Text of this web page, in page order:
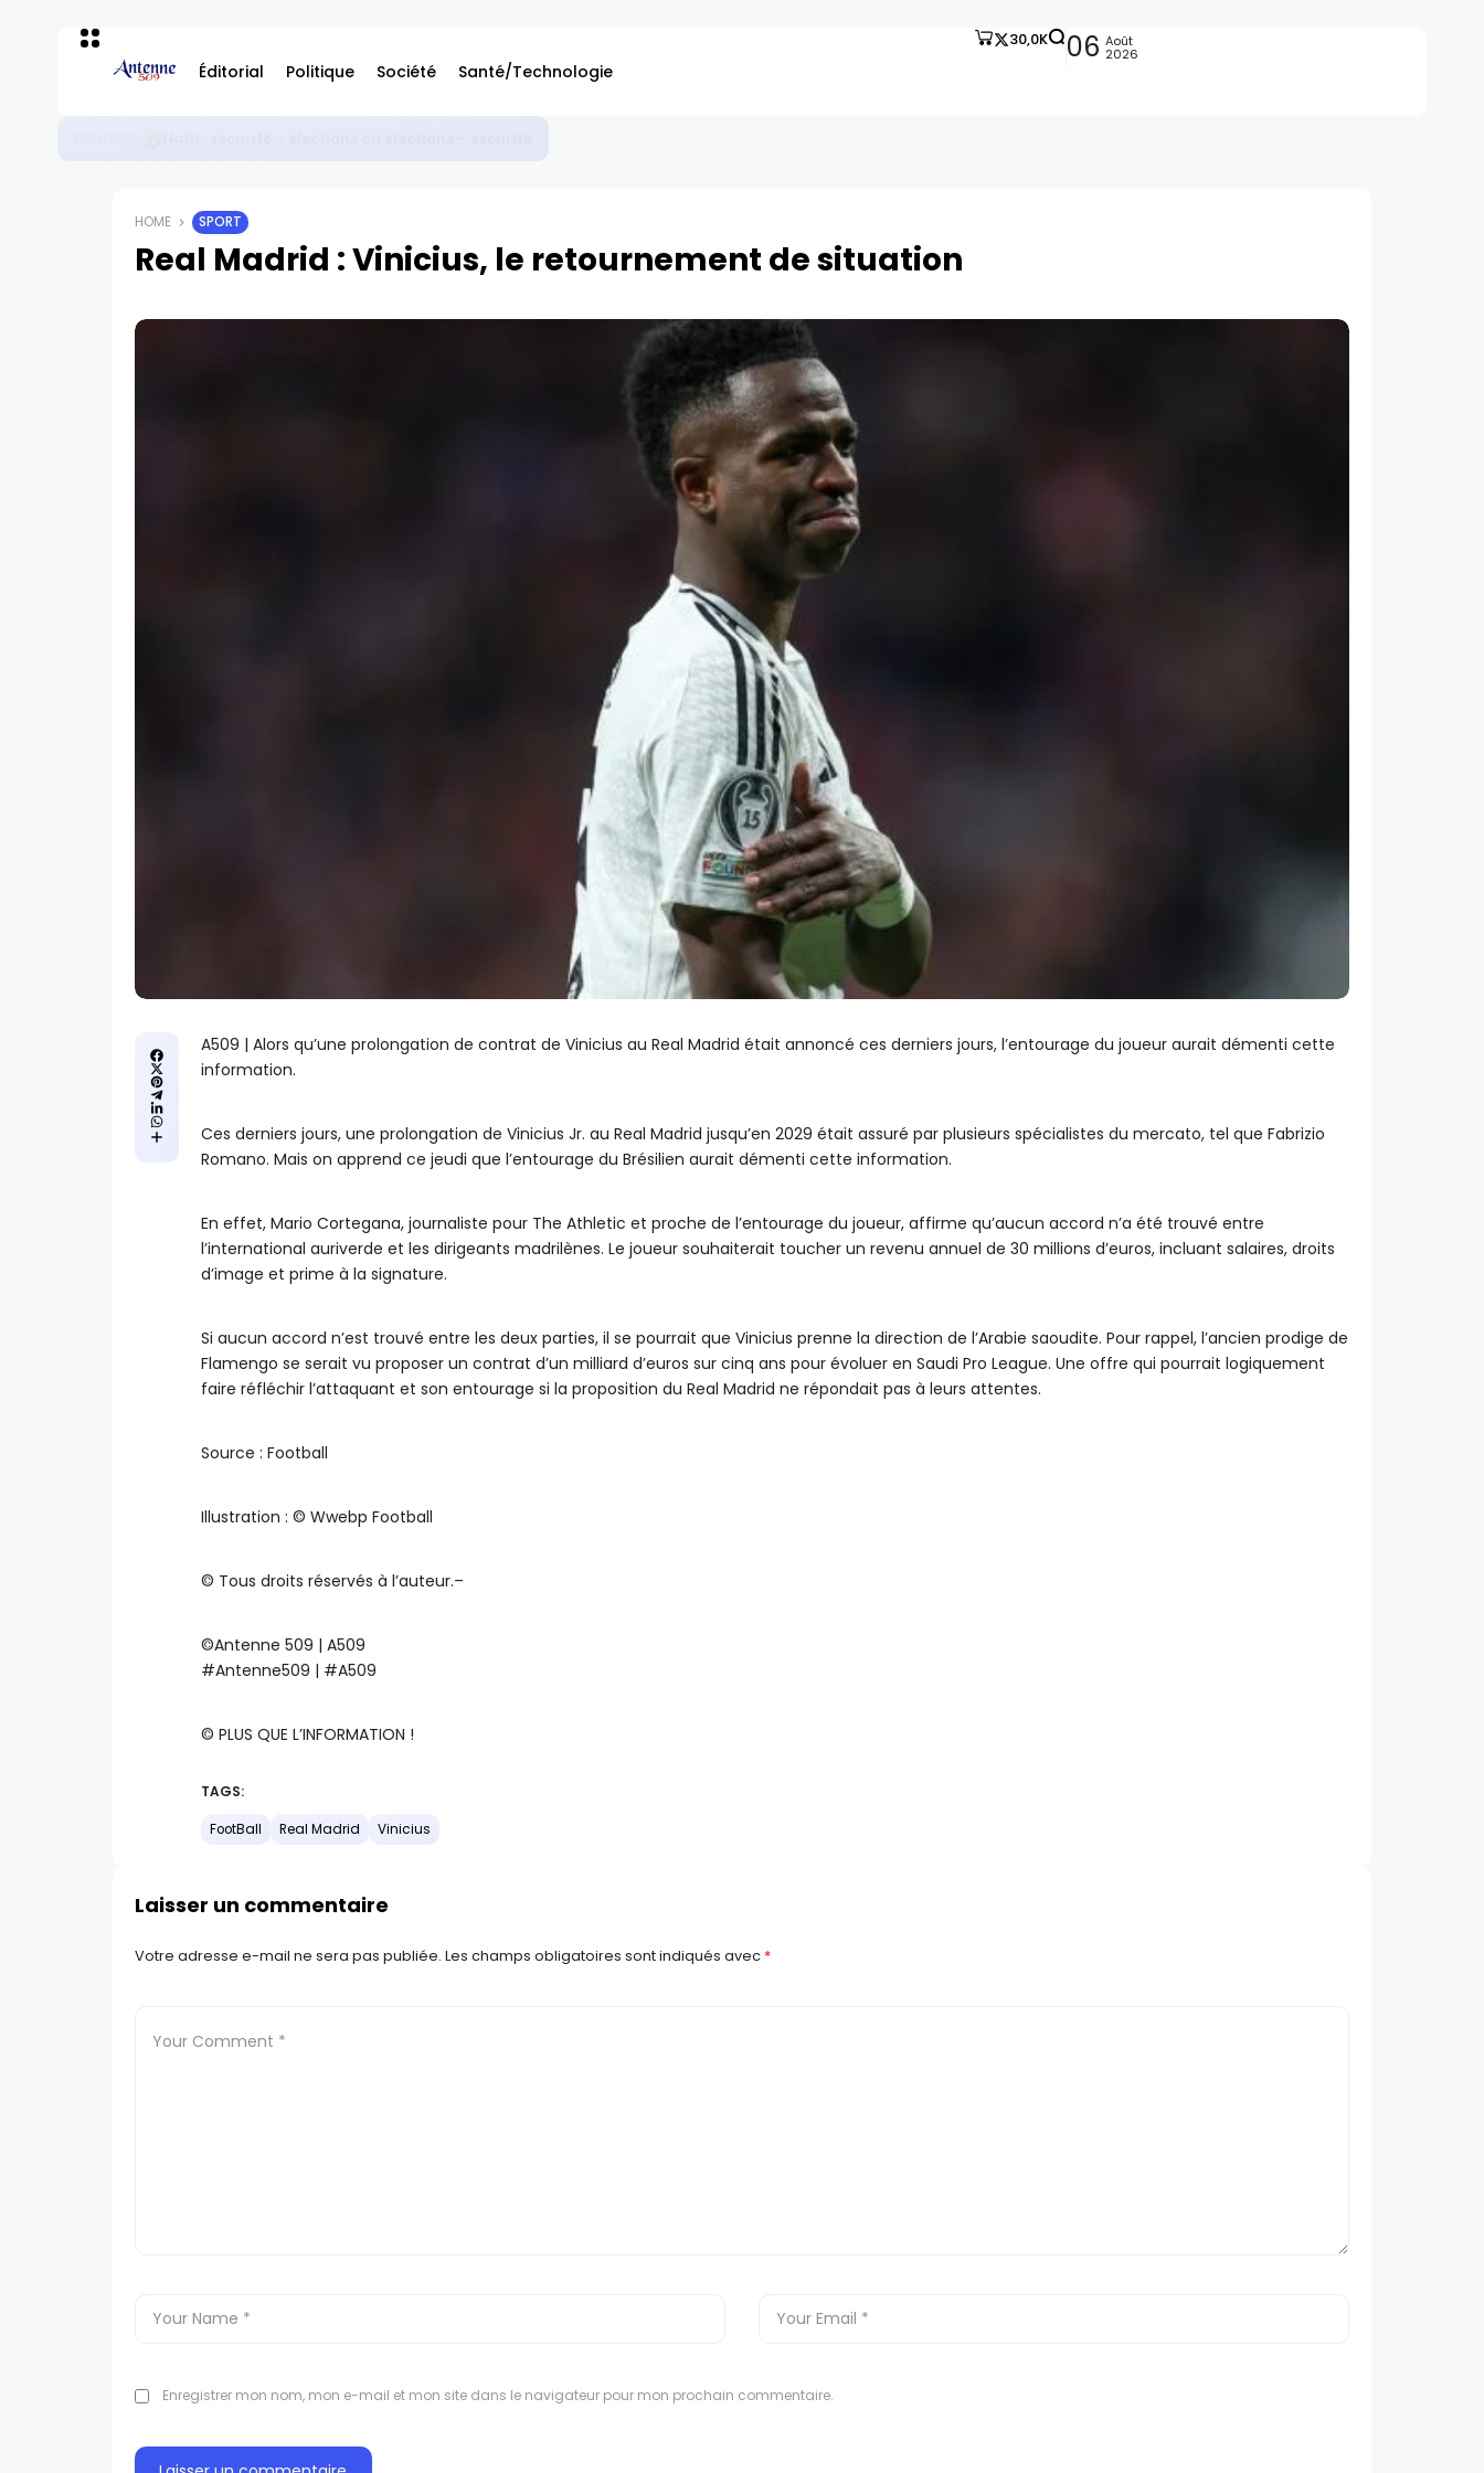
Éditorial Politique Société Santé/Technologie
30,0K 06 Août
2026
HOME SPORT
Real Madrid : Vinicius, le retournement de situation
A509 | Alors qu’une prolongation de contrat de Vinicius au Real Madrid était annoncé ces derniers jours, l’entourage du joueur aurait démenti cette
information.
Ces derniers jours, une prolongation de Vinicius Jr. au Real Madrid jusqu’en 2029 était assuré par plusieurs spécialistes du mercato, tel que Fabrizio
Romano. Mais on apprend ce jeudi que l’entourage du Brésilien aurait démenti cette information.
En effet, Mario Cortegana, journaliste pour The Athletic et proche de l’entourage du joueur, affirme qu’aucun accord n’a été trouvé entre
l’international auriverde et les dirigeants madrilènes. Le joueur souhaiterait toucher un revenu annuel de 30 millions d’euros, incluant salaires, droits
d’image et prime à la signature.
Si aucun accord n’est trouvé entre les deux parties, il se pourrait que Vinicius prenne la direction de l’Arabie saoudite. Pour rappel, l’ancien prodige de
Flamengo se serait vu proposer un contrat d’un milliard d’euros sur cinq ans pour évoluer en Saudi Pro League. Une offre qui pourrait logiquement
faire réfléchir l’attaquant et son entourage si la proposition du Real Madrid ne répondait pas à leurs attentes.
Source : Football
Illustration : ©️ Wwebp Football
©️ Tous droits réservés à l’auteur.–
©️Antenne 509 | A509
#Antenne509 | #A509
©️ PLUS QUE L’INFORMATION !
TAGS:
FootBall Real Madrid Vinicius
Laisser un commentaire
Votre adresse e-mail ne sera pas publiée. Les champs obligatoires sont indiqués avec *
Enregistrer mon nom, mon e-mail et mon site dans le navigateur pour mon prochain commentaire.